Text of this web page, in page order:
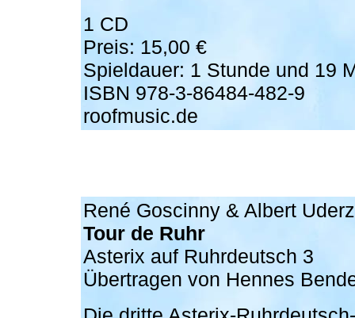
1 CD
Preis: 15,00 €
Spieldauer: 1 Stunde und 19
ISBN 978-3-86484-482-9
roofmusic.de
René Goscinny & Albert
Tour de Ruhr
Asterix auf Ruhrdeutsch 3
Übertragen von Hennes